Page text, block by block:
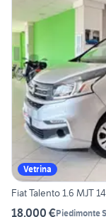
Vetrina
Fiat Talento 1.6 MJT
18.000 €Piedimonte